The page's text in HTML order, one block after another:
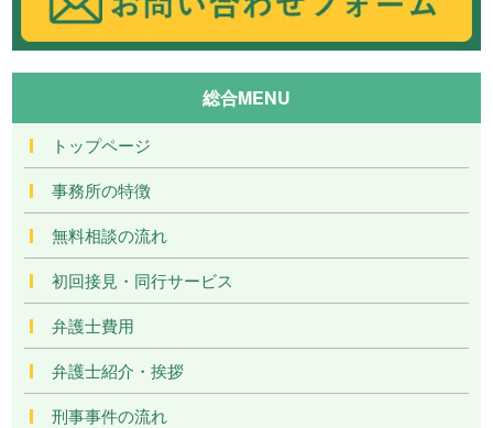
総合MENU
トップページ
事務所の特徴
無料相談の流れ
初回接見・同行サービス
弁護士費用
弁護士紹介・挨拶
刑事事件の流れ